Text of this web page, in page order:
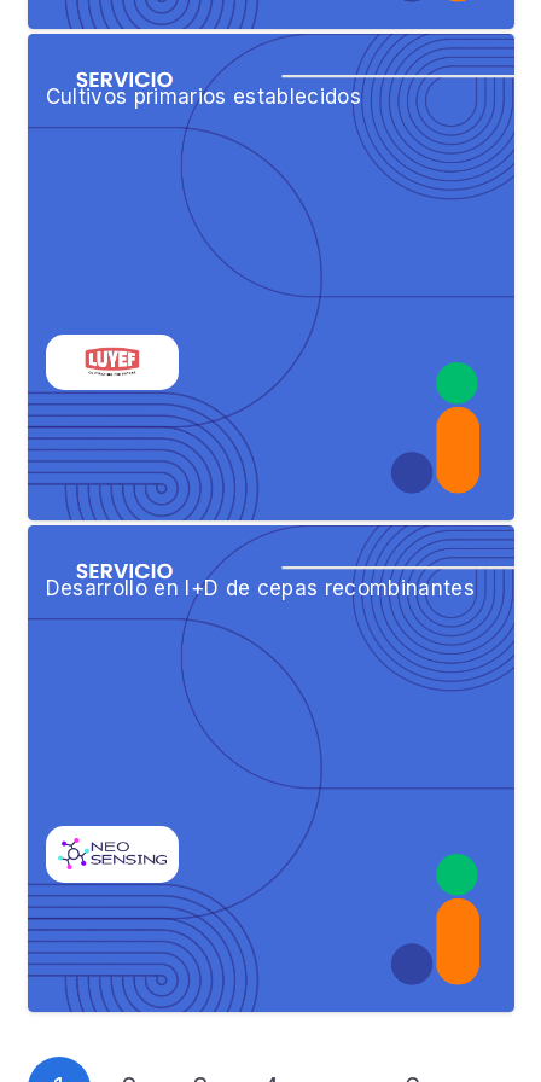
Cultivos primarios establecidos
Desarrollo en I+D de cepas recombinantes